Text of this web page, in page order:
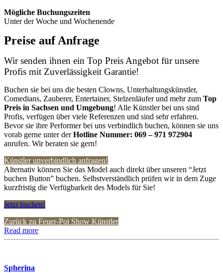
Mögliche Buchungszeiten
Unter der Woche und Wochenende
Preise auf Anfrage
Wir senden ihnen ein Top Preis Angebot für unsere
Profis mit Zuverlässigkeit Garantie!
Buchen sie bei uns die besten Clowns, Unterhaltungskünstler,
Comedians, Zauberer, Entertainer, Stelzenläufer und mehr zum Top
Preis in Sachsen und Umgebung! Alle Künstler bei uns sind
Profis, verfügen über viele Referenzen und sind sehr erfahren.
Bevor sie ihre Performer bei uns verbindlich buchen, können sie uns
vorab gerne unter derHotline Nummer: 069 – 971 972904
anrufen. Wir beraten sie gern!
Künstler unverbindlich anfragen!
Alternativ können Sie das Model auch direkt über unseren “Jetzt
buchen Button” buchen. Selbstverständlich prüfen wir in dem Zuge
kurzfristig die Verfügbarkeit des Models für Sie!
Jetzt buchen!
Zurück zu Feuer-Poi Show Künstler
Read more
Spherina